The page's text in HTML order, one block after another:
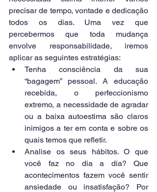
precisar de tempo, vontade e dedicação
todos os dias. Uma vez que
percebermos que toda mudança
envolve responsabilidade, iremos
aplicar as seguintes estratégias:
Tenha consciência da sua
“bagagem” pessoal. A educação
recebida, o perfeccionismo
extremo, a necessidade de agradar
ou a baixa autoestima são claros
inimigos a ter em conta e sobre os
quais temos que refletir.
Analise os seus hábitos. O que
você faz no dia a dia? Que
acontecimentos fazem você sentir
ansiedade ou insatisfação? Por